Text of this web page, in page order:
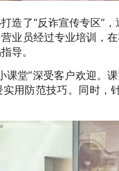
造了“反诈宣传专区”
业员经过专业培训，
导。
课堂”深受客户欢迎。
用防范技巧。同时，